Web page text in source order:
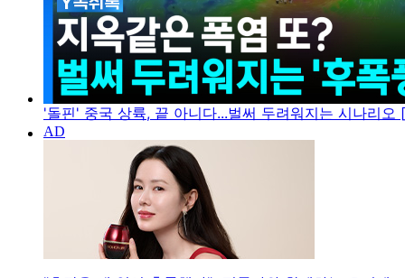
'돌핀' 중국 상륙, 끝 아니다...벌써 두려워지는 시나리오